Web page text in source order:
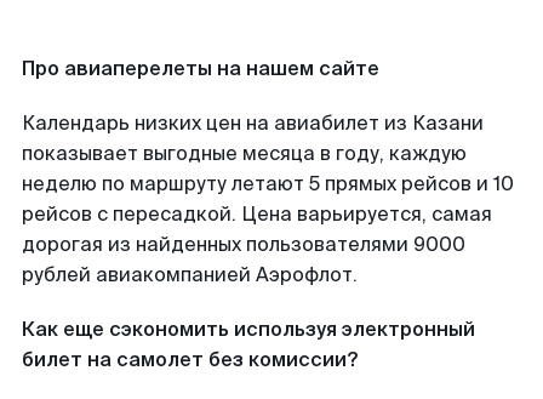
Про авиаперелеты на нашем сайте
Календарь низких цен на авиабилет из Казани
показывает выгодные месяца в году, каждую
неделю по маршруту летают 5 прямых рейсов и 10
рейсов с пересадкой. Цена варьируется, самая
дорогая из найденных пользователями 9000
рублей авиакомпанией Аэрофлот.
Как еще сэкономить используя электронный
билет на самолет без комиссии?